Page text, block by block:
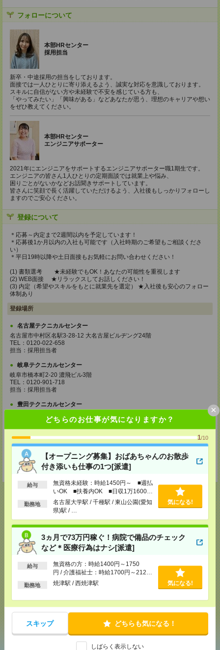
どちらのお仕事が気になりますか？
1/10
【オープニング募集】おばあちゃんのお散歩
付き添いも仕事の1つ[派遣]
給与
無資格未経験：時給1450円～ ■週払
いOK ■扶養内OK ■日収1万1600円
以上
勤務地
名古屋大学駅 / 千種駅 / 東山公園(愛知
県)駅 / …
気になる!
3ヵ月で73万円稼ぐ！病院で備品のチェック
など＊医療行為はナシ[派遣]
給与
無資格の方：時給1400円～1750
円 / 介護福祉士：時給1700円～2125
円 / 初任者以上：時給1500円～1875
勤務地 焼津駅 / 西焼津駅 気になる!
スキップ どちらも気になる！
しばらく表示しない
×
フォローについて
本部HRセンター
採用担当
新卒・中途採用の担当をしております。
面接では一人ひとりに寄り添えるよう、誠実な対応を意識しております。
スキルに自信がない方や未経験で不安を感じている方も、
「やってみたい」「興味がある」などあなたが思う、理想のキャリアや想い
をぜひ教えてください。
本部HRセンター
エンジニアサポーター
2021年にエンジニアをサポートするエンジニアサポーター職1期生です。
エンジニアの皆さん1人ひとりの定期面談では就業上や悩み、
困りごとがないかなどお話聞きサポートしています。
皆さんに笑顔で長く活躍していただけるよう、入社後もしっかりフォローし
ますのでご安心ください。
登録について
＊応募～内定まで2週間以内を予定しています！
＊応募後1か月以内の入社も可能です（入社時期のご希望もご相談くださ
い）
＊平日19時以降や土日面接もお気軽にお問い合わせください！
(1) 書類選考 ★未経験でもOK！あなたの可能性を重視します
(2) WEB面接 ★リラックスしてお話しください！
(3) 内定（希望やスキルをもとに就業先を選定） ★入社後も安心のフォロー
体制あり
登録場所
名古屋テクニカルセンター
名古屋市中村区名駅3-28-12 大名古屋ビルヂング24階
TEL：0120-022-658
担当：採用担当者
岐阜テクニカルセンター
岐阜市橋本町2-20 濃飛ビル3階
TEL：0120-901-718
担当：採用担当者
豊田テクニカルセンター
豊田市若宮町2-31 カーニープレイス豊田7階
TEL：0120-997-625
担当：採用担当者
三重テクニカルセンター
四日市市鵜の森1-3-23 四日市中央通りビル4階
TEL：0120-303-798
担当：採用担当者
応募ページへ
メール LINEで送る
シェア ツイート ブックマーク